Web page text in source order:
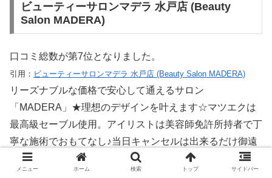
ビューティーサロンマデラ 水戸店 (Beauty
Salon MADERA)
口コミ総数が第7位となりました。
引用： ビューティーサロンマデラ 水戸店 (Beauty Salon MADERA)
リーズナブルな価格で安心して通えるサロン
「MADERA」★理想のデザインを叶えます☆マツエクは
最高級セーブル使用。アイリストは美容師免許所持者で丁
寧な施術でおもてなし♪当日キャンセルは出来るだけ御遠
慮くださいますようお願い致します。
メニュー ホーム 検索 トップ サイドバー